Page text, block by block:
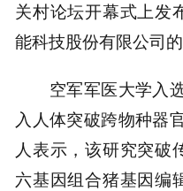
关村论坛开幕式上发
能科技股份有限公司
空军军医大学入
入人体突破跨物种器
人表示，该研究突破
六基因组合猪基因编